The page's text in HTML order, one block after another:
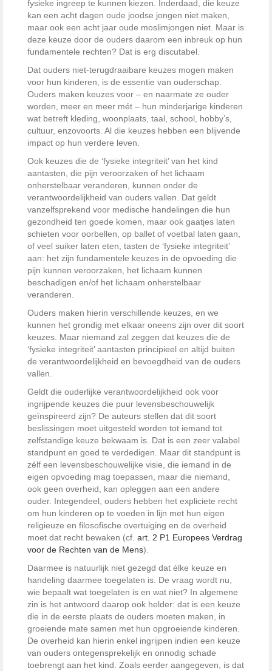
fysieke ingreep te kunnen kiezen. Inderdaad, die keuze
kan een acht dagen oude joodse jongen niet maken,
maar ook een acht jaar oude moslimjongen niet. Maar is
deze keuze door de ouders daarom een inbreuk op hun
fundamentele rechten? Dat is erg discutabel.
Dat ouders niet-terugdraaibare keuzes mogen maken
voor hun kinderen, is de essentie van ouderschap.
Ouders maken keuzes voor – en naarmate ze ouder
worden, meer en meer mét – hun minderjarige kinderen
wat betreft kleding, woonplaats, taal, school, hobby’s,
cultuur, enzovoorts. Al die keuzes hebben een blijvende
impact op hun verdere leven.
Ook keuzes die de ‘fysieke integriteit’ van het kind
aantasten, die pijn veroorzaken of het lichaam
onherstelbaar veranderen, kunnen onder de
verantwoordelijkheid van ouders vallen. Dat geldt
vanzelfsprekend voor medische handelingen die hun
gezondheid ten goede komen, maar ook gaatjes laten
schieten voor oorbellen, op ballet of voetbal laten gaan,
of veel suiker laten eten, tasten de ‘fysieke integriteit’
aan: het zijn fundamentele keuzes in de opvoeding die
pijn kunnen veroorzaken, het lichaam kunnen
beschadigen en/of het lichaam onherstelbaar
veranderen.
Ouders maken hierin verschillende keuzes, en we
kunnen het grondig met elkaar oneens zijn over dit soort
keuzes. Maar niemand zal zeggen dat keuzes die de
‘fysieke integriteit’ aantasten principieel en altijd buiten
de verantwoordelijkheid en bevoegdheid van de ouders
vallen.
Geldt die ouderlijke verantwoordelijkheid ook voor
ingrijpende keuzes die puur levensbeschouwelijk
geïnspireerd zijn? De auteurs stellen dat dit soort
beslissingen moet uitgesteld worden tot iemand tot
zelfstandige keuze bekwaam is. Dat is een zeer valabel
standpunt en goed te verdedigen. Maar dit standpunt is
zélf een levensbeschouwelijke visie, die iemand in de
eigen opvoeding mag toepassen, maar die niemand,
ook geen overheid, kan opleggen aan een andere
ouder. Integendeel, ouders hebben het expliciete recht
om hun kinderen op te voeden in lijn met hun eigen
religieuze en filosofische overtuiging en de overheid
moet dat recht bewaken (cf. art. 2 P1 Europees Verdrag
voor de Rechten van de Mens).
Daarmee is natuurlijk niet gezegd dat élke keuze en
handeling daarmee toegelaten is. De vraag wordt nu,
wie bepaalt wat toegelaten is en wat niet? In algemene
zin is het antwoord daarop ook helder: dat is een keuze
die in de eerste plaats de ouders moeten maken, in
groeiende mate samen met hun opgroeiende kinderen.
De overheid kan hierin enkel ingrijpen indien een keuze
van ouders ontegensprekelijk en onnodig schade
toebrengt aan het kind. Zoals eerder aangegeven, is dat